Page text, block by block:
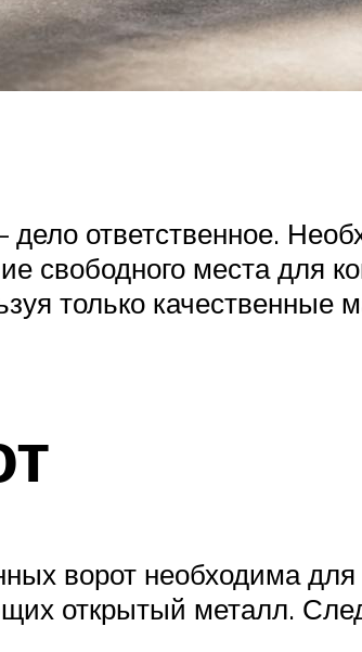
ответственное.
свободного места для
только
ворот необходима
открытый металл.